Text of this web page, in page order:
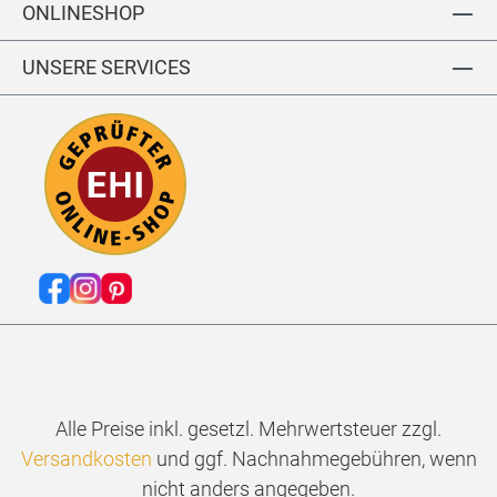
ONLINESHOP
UNSERE SERVICES
Alle Preise inkl. gesetzl. Mehrwertsteuer zzgl.
Versandkosten und ggf. Nachnahmegebühren, wenn
nicht anders angegeben.